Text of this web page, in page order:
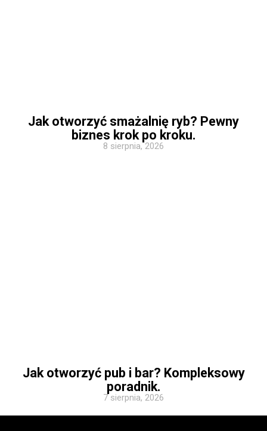
Jak otworzyć smażalnię ryb? Pewny
biznes krok po kroku.
8 sierpnia, 2026
Jak otworzyć pub i bar? Kompleksowy
poradnik.
7 sierpnia, 2026